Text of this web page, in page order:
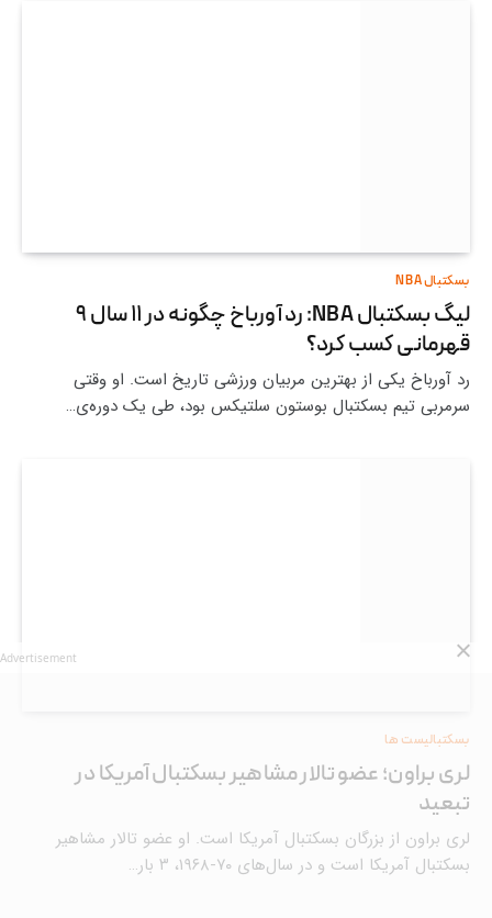
بسکتبال NBA
لیگ بسکتبال NBA: رد آورباخ چگونه در ۱۱ سال ۹
قهرمانی کسب کرد؟
رد آورباخ یکی از بهترین مربیان ورزشی تاریخ است. او وقتی
سرمربی تیم بسکتبال بوستون سلتیکس بود، طی یک دوره‌ی…
بسکتبالیست ها
لری براون؛ عضو تالار مشاهیر بسکتبال آمریکا در
تبعید
لری براون از بزرگان بسکتبال آمریکا است. او عضو تالار مشاهیر
بسکتبال آمریکا است و در سال‌های ۷۰-۱۹۶۸، ۳ بار…
Advertisement